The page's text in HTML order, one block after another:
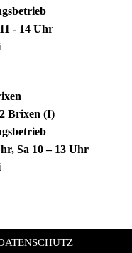
- 14 Uhr
Brixen (I)
Sa 10 – 13 Uhr